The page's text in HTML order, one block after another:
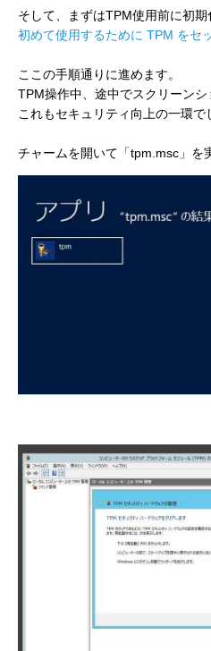
そして、まずはTPM使用前に初期
初めて使用するために TPM をセ
ここの手順通りに進めます。
TPM操作中、途中でスクリーンシ
これもセキュリティ向上の一環で
チャームを開いて「tpm.msc」を